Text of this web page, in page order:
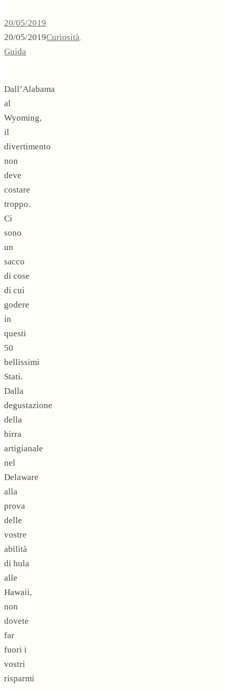
20/05/2019
20/05/2019Curiosità,
Guida
Dall’Alabama
al
Wyoming,
il
divertimento
non
deve
costare
troppo.
Ci
sono
un
sacco
di cose
di cui
godere
in
questi
50
bellissimi
Stati.
Dalla
degustazione
della
birra
artigianale
nel
Delaware
alla
prova
delle
vostre
abilità
di hula
alle
Hawaii,
non
dovete
far
fuori i
vostri
risparmi